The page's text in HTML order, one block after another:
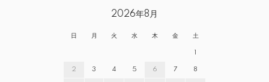
2026年8月
日 月 火 水 木 金 土
1
2 3 4 5 6 7 8